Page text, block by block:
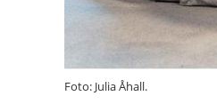
Foto: Julia Åhall.